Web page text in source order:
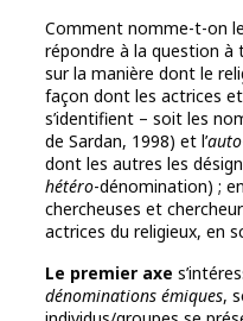
Comment nomme-t-on
répondre à la question
sur la manière dont le
façon dont les actrices
s’identifient – soit les
de Sardan, 1998) et l’auto
dont les autres les
hétéro-dénomination) ;
chercheuses et
actrices du religieux, en
Le premier axe
dénominations émiques,